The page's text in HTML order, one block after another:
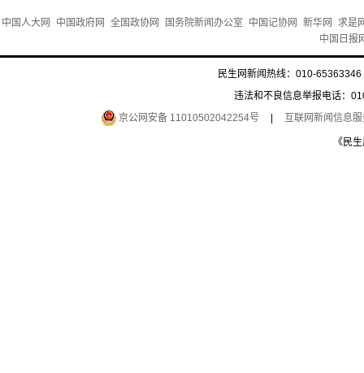
中国人大网 中国政府网 全国政协网 国务院新闻办公室 中国记协网 新华网
求是
中国日报
民生网新闻热线：010-
违法和不良信息举报电话：
京公网安备 11010502042254号
| 互联网新闻信息
《民